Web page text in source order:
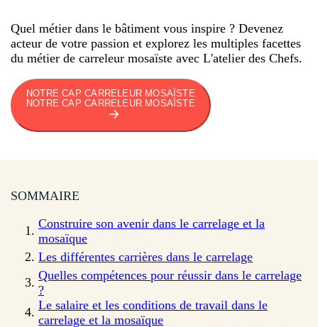
Quel métier dans le bâtiment vous inspire ? Devenez
acteur de votre passion et explorez les multiples facettes
du métier de carreleur mosaïste avec L'atelier des Chefs.
NOTRE CAP CARRELEUR MOSAÏSTE
NOTRE CAP CARRELEUR MOSAÏSTE
SOMMAIRE
Construire son avenir dans le carrelage et la
mosaïque
Les différentes carrières dans le carrelage
Quelles compétences pour réussir dans le carrelage
?
Le salaire et les conditions de travail dans le
carrelage et la mosaïque